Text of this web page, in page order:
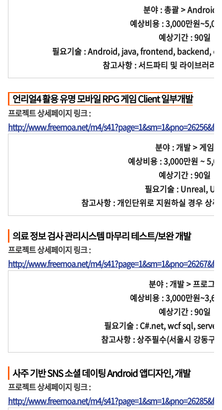
분야 : 총괄 > Android
예상비용 : 3,000만원
예상기간 : 90일
필요기술 : Android, java, frontend, backend,
참고사항 : 서드파티 및 라이브러리
언리얼4 활용 유명 모바일 RPG 게임 Client 일부개발
프로젝트 상세페이지 링크 :
http://www.freemoa.net/m4/
분야 : 개발 > 게임
예상비용 : 3,000만원 ~
예상기간 : 90일
필요기술 : Unreal,
참고사항 : 개인단위로 지원하실 경우 상
의료 정보 검사 관리시스템 마무리 테스트/보완 개발
프로젝트 상세페이지 링크 :
http://www.freemoa.net/m4/
분야 : 개발 > 프로그램
예상비용 : 3,000만원
예상기간 : 90일
필요기술 : C#.net, wcf sql,
참고사항 : 상주필수(서울시 강동구
사주 기반 SNS 소셜 데이팅 Android 앱디자인, 개발
프로젝트 상세페이지 링크 :
http://www.freemoa.net/m4/